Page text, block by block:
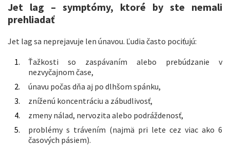
Jet lag – symptómy, ktoré by ste nemali
prehliadať
Jet lag sa neprejavuje len únavou. Ľudia často pociťujú:
Ťažkosti so zaspávaním alebo prebúdzanie v
nezvyčajnom čase,
únavu počas dňa aj po dlhšom spánku,
zníženú koncentráciu a zábudlivosť,
zmeny nálad, nervozita alebo podráždenosť,
problémy s trávením (najmä pri lete cez viac ako 6
časových pásiem).